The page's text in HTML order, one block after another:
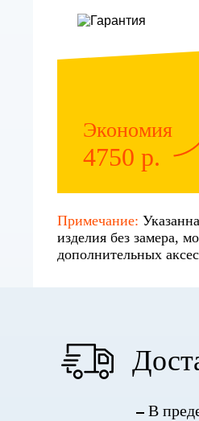
Экономия
4750 р.
Примечание:
изделия без замера,
дополнительных
В